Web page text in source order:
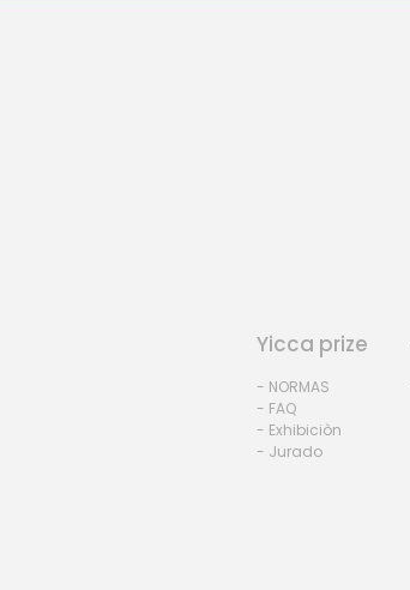
Yicca prize
- NORMAS
- FAQ
- Exhibiciòn
- Jurado